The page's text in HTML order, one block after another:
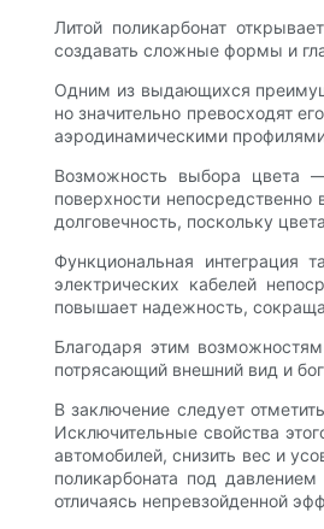
Литой поликарбонат
создавать сложные формы и
Одним из выдающихся
но значительно превосходят
аэродинамическими
Возможность выбора цвета
поверхности
долговечность, поскольку
Функциональная интеграция
электрических кабелей
повышает надежность,
Благодаря этим
потрясающий внешний вид и
В заключение следует
Исключительные свойства
автомобилей, снизить вес и
поликарбоната под
отличаясь непревзойденной